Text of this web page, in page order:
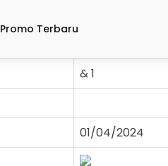
Promo Terbaru
& 1
01/04/2024